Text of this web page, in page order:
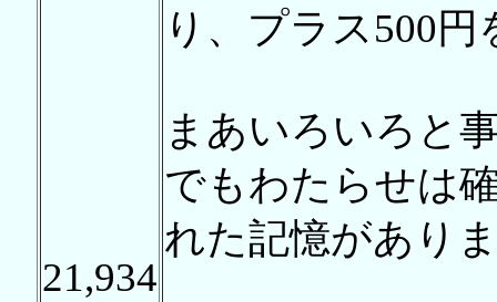
21,934
り、プラス500
まあいろいろと
でもわたらせは
れた記憶があり